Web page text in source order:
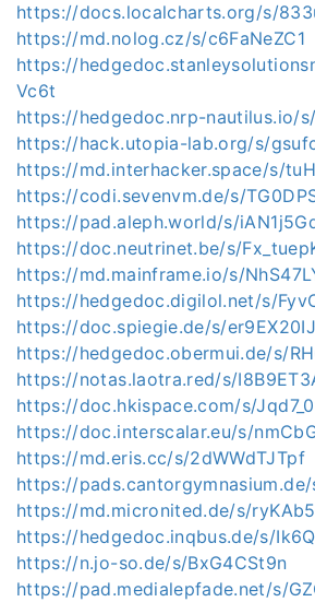
https://docs.localcharts.org/s/
https://md.nolog.cz/s/c6FaNeZC1
https://
Vc6t
https://hedgedoc.nrp-nautilus.io/
https://hack.utopia-lab.org/s/
https://md.interhacker.space/s/
https://codi.sevenvm.de/s/
https://pad.aleph.world/s/
https://doc.neutrinet.be/s/
https://md.mainframe.io/s/
https://hedgedoc.digilol.net/s/
https://doc.spiegie.de/s/er9EX20IJ
https://hedgedoc.obermui.de/s/
https://notas.laotra.red/s/
https://doc.hkispace.com/s/
https://doc.interscalar.eu/s/
https://md.eris.cc/s/2dWWdTJTpf
https://
https://md.micronited.de/s/
https://hedgedoc.inqbus.de/s/
https://n.jo-so.de/s/BxG4CSt9n
https://pad.medialepfade.net/s/